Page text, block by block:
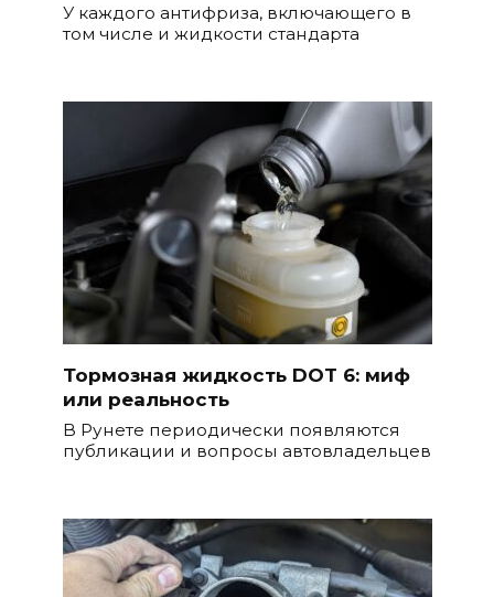
У каждого антифриза, включающего в
том числе и жидкости стандарта
Тормозная жидкость DOT 6: миф
или реальность
В Рунете периодически появляются
публикации и вопросы автовладельцев